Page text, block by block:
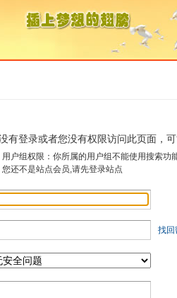
有登录或者您没有权限访问此页面，
用户组权限：你所属的用户组不能使用搜索功
您还不是站点会员,请先登录站点
找回